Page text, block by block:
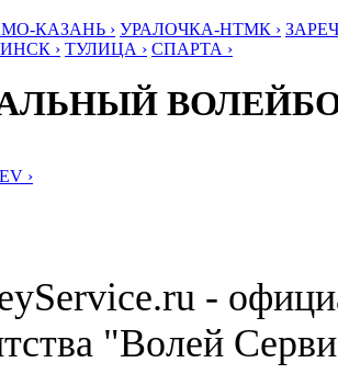
КАЗАНЬ › УРАЛОЧКА-НТМК ›
› ТУЛИЦА › СПАРТА ›
›
-
"Волей